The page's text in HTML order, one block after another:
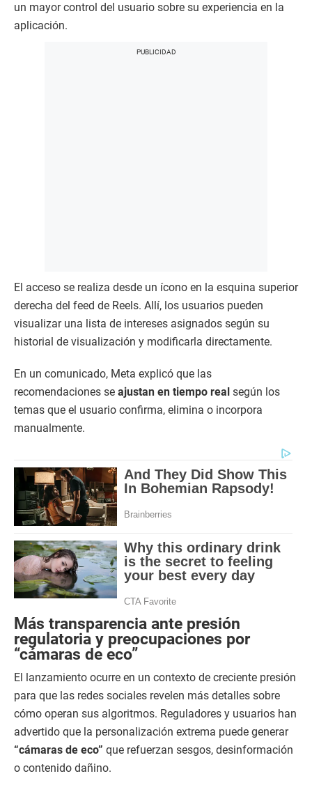
un mayor control del usuario sobre su experiencia en la
aplicación.
El acceso se realiza desde un ícono en la esquina superior
derecha del feed de Reels. Allí, los usuarios pueden
visualizar una lista de intereses asignados según su
historial de visualización y modificarla directamente.
En un comunicado, Meta explicó que las
recomendaciones se ajustan en tiempo real según los
temas que el usuario confirma, elimina o incorpora
manualmente.
Más transparencia ante presión
regulatoria y preocupaciones por
“cámaras de eco”
El lanzamiento ocurre en un contexto de creciente presión
para que las redes sociales revelen más detalles sobre
cómo operan sus algoritmos. Reguladores y usuarios han
advertido que la personalización extrema puede generar
“cámaras de eco” que refuerzan sesgos, desinformación
o contenido dañino.